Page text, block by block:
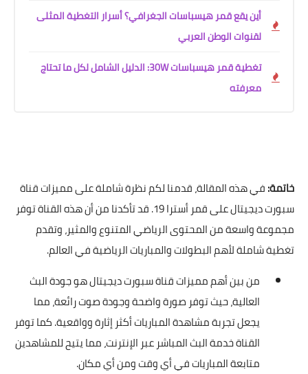
أين يقع قمر هيسباسات الجغرافي؟ أسرار التغطية المثلى
لقنوات الوطن العربي
تغطية قمر هيسباسات 30W: الدليل الشامل لكل ما تحتاج
معرفته
خاتمة:في هذه المقالة، قدمنا لكم نظرة شاملة على مميزات قناة
سبورت ديجيتال على قمر أسترا 19. قد تأكدنا من أن هذه القناة توفر
مجموعة واسعة من المحتوى الرياضي المتنوع والمثير، وتقدم
تغطية شاملة لأهم البطولات والمباريات الرياضية في العالم.
من بين أهم مميزات قناة سبورت ديجيتال هو جودة البث
العالية، حيث توفر صورة واضحة وجودة صوت رائعة، مما
يجعل تجربة مشاهدة المباريات أكثر إثارة وواقعية. كما توفر
القناة خدمة البث المباشر عبر الإنترنت، مما يتيح للمشاهدين
متابعة المباريات في أي وقت ومن أي مكان.